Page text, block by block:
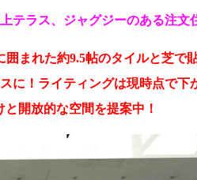
テラス、ジャグジーのある注文
まれた約9.5帖のタイルと芝で
！ライティングは現時点で
開放的な空間を提案中！